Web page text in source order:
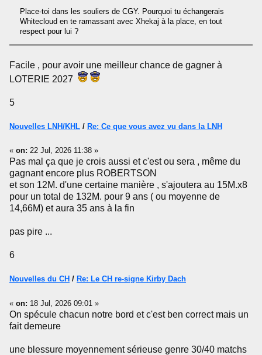
Place-toi dans les souliers de CGY. Pourquoi tu échangerais
Whitecloud en te ramassant avec Xhekaj à la place, en tout
respect pour lui ?
Facile , pour avoir une meilleur chance de gagner à
LOTERIE 2027
5
Nouvelles LNH/KHL / Re: Ce que vous avez vu dans la LNH
« on: 22 Jul, 2026 11:38 »
Pas mal ça que je crois aussi et c'est ou sera , même du
gagnant encore plus ROBERTSON
et son 12M. d'une certaine manière , s'ajoutera au 15M.x8
pour un total de 132M. pour 9 ans ( ou moyenne de
14,66M) et aura 35 ans à la fin
pas pire ...
6
Nouvelles du CH / Re: Le CH re-signe Kirby Dach
« on: 18 Jul, 2026 09:01 »
On spécule chacun notre bord et c'est ben correct mais un
fait demeure
une blessure moyennement sérieuse genre 30/40 matchs